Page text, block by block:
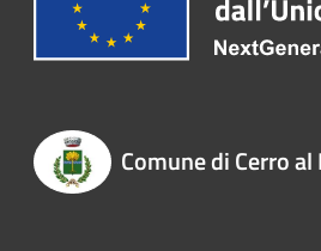
Comune di Cerro